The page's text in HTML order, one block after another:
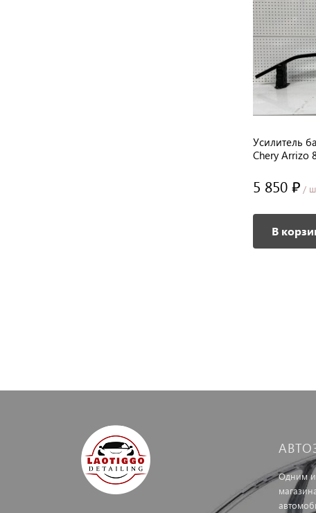
Усилитель
Chery Arrizo
5 850 ₽ /
В
Одним